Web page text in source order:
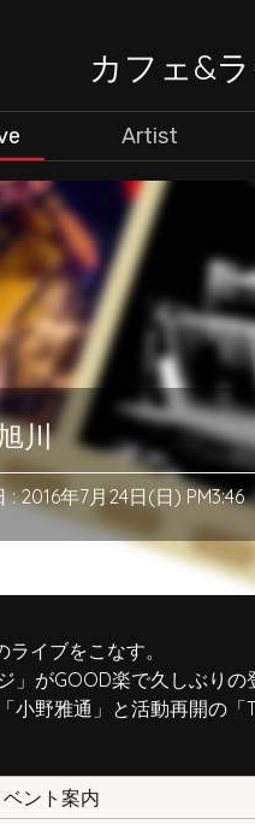
カフェ&
Artist
川
: 2016年7月24日(日) PM3:46
イブをこなす。
」がGOOD楽で久しぶりの
小野雅通」と活動再開の「
ベント案内